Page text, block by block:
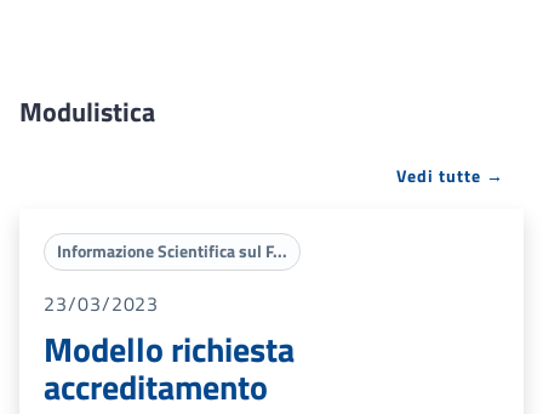
Modulistica
Vedi tutte →
Informazione Scientifica sul F...
23/03/2023
Modello richiesta
accreditamento